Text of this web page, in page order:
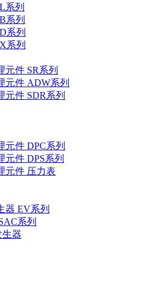
系列
系列
系列
系列
元件 SR系列
元件 ADW系列
元件 SDR系列
元件 DPC系列
元件 DPS系列
元件 压力表
器 EV系列
系列
器